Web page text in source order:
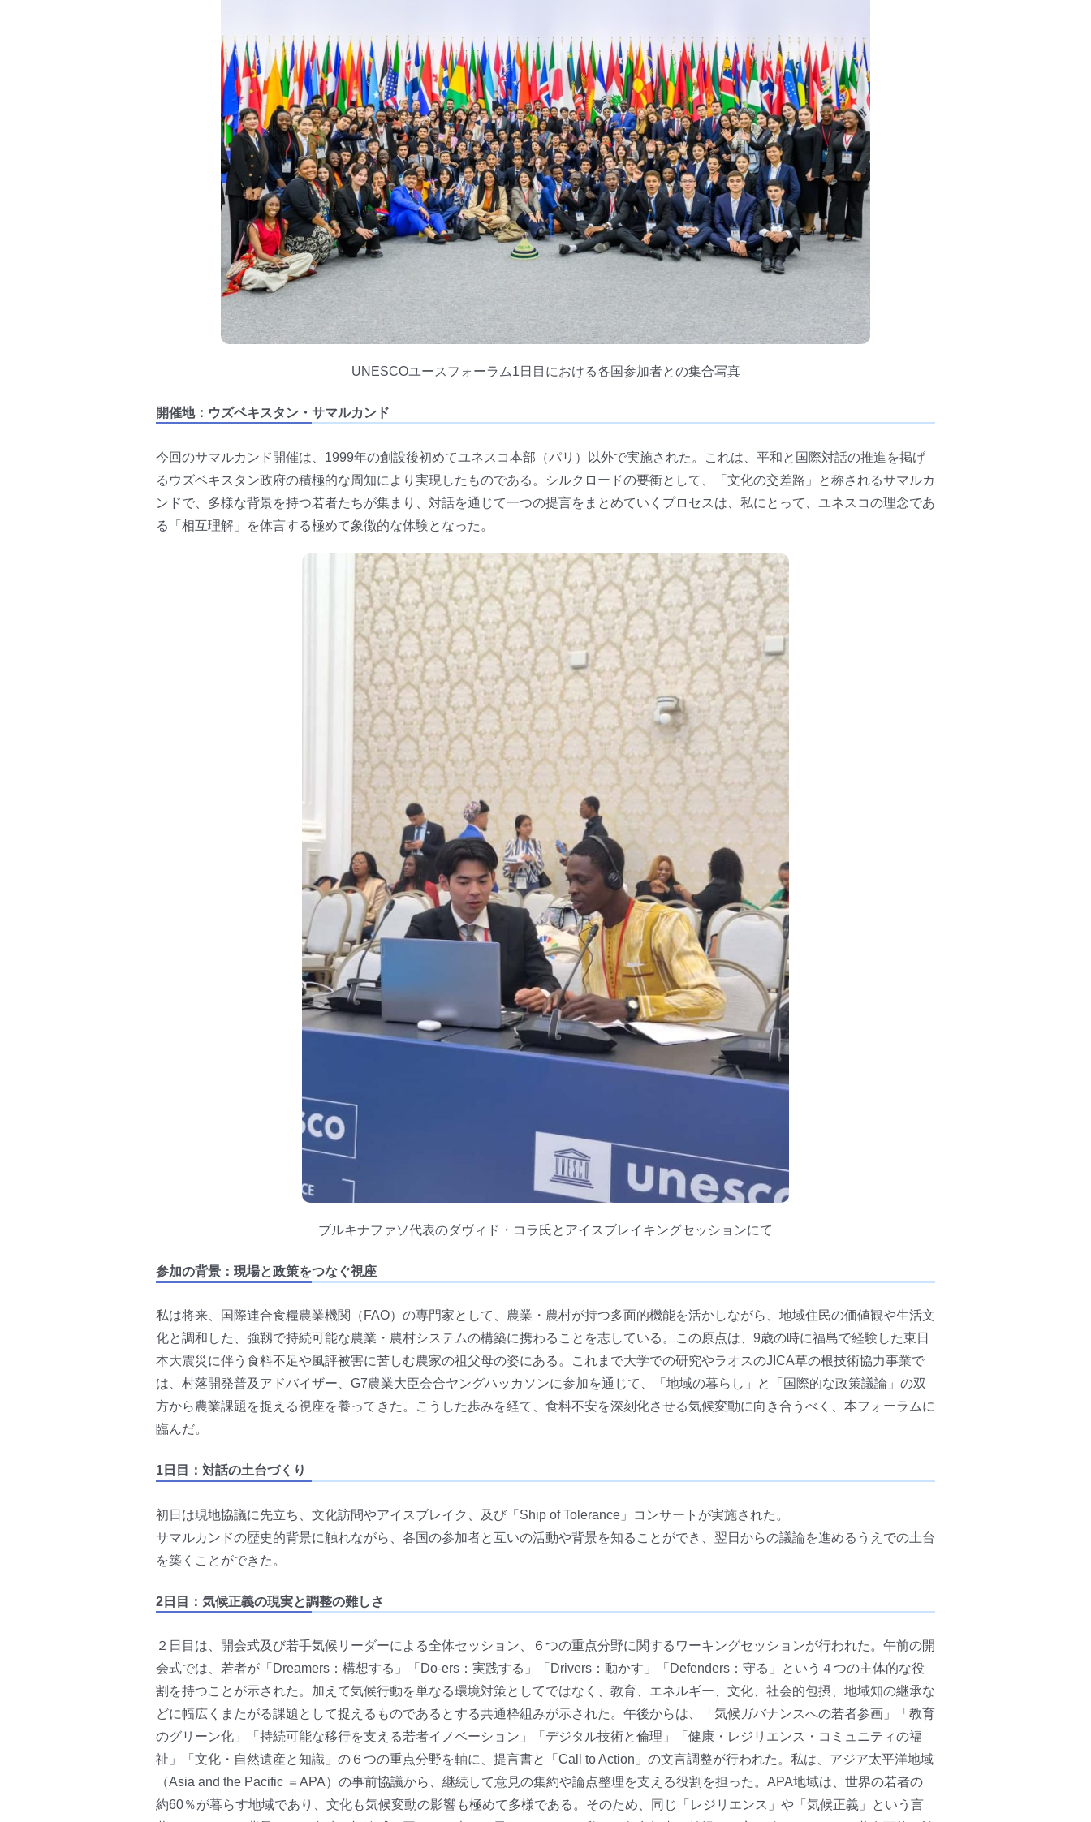
UNESCOユースフォーラム1日目における各国参加者との集合写真
開催地：ウズベキスタン・サマルカンド
今回のサマルカンド開催は、1999年の創設後初めてユネスコ本部（パリ）以外で実施された。これは、平和と国際対話の推進を掲げ
るウズベキスタン政府の積極的な周知により実現したものである。シルクロードの要衝として、「文化の交差路」と称されるサマルカ
ンドで、多様な背景を持つ若者たちが集まり、対話を通じて一つの提言をまとめていくプロセスは、私にとって、ユネスコの理念であ
る「相互理解」を体言する極めて象徴的な体験となった。
ブルキナファソ代表のダヴィド・コラ氏とアイスブレイキングセッションにて
参加の背景：現場と政策をつなぐ視座
私は将来、国際連合食糧農業機関（FAO）の専門家として、農業・農村が持つ多面的機能を活かしながら、地域住民の価値観や生活文
化と調和した、強靱で持続可能な農業・農村システムの構築に携わることを志している。この原点は、9歳の時に福島で経験した東日
本大震災に伴う食料不足や風評被害に苦しむ農家の祖父母の姿にある。これまで大学での研究やラオスのJICA草の根技術協力事業で
は、村落開発普及アドバイザー、G7農業大臣会合ヤングハッカソンに参加を通じて、「地域の暮らし」と「国際的な政策議論」の双
方から農業課題を捉える視座を養ってきた。こうした歩みを経て、食料不安を深刻化させる気候変動に向き合うべく、本フォーラムに
臨んだ。
1日目：対話の土台づくり
初日は現地協議に先立ち、文化訪問やアイスブレイク、及び「Ship of Tolerance」コンサートが実施された。
サマルカンドの歴史的背景に触れながら、各国の参加者と互いの活動や背景を知ることができ、翌日からの議論を進めるうえでの土台
を築くことができた。
2日目：気候正義の現実と調整の難しさ
２日目は、開会式及び若手気候リーダーによる全体セッション、６つの重点分野に関するワーキングセッションが行われた。午前の開
会式では、若者が「Dreamers：構想する」「Do-ers：実践する」「Drivers：動かす」「Defenders：守る」という４つの主体的な役
割を持つことが示された。加えて気候行動を単なる環境対策としてではなく、教育、エネルギー、文化、社会的包摂、地域知の継承な
どに幅広くまたがる課題として捉えるものであるとする共通枠組みが示された。午後からは、「気候ガバナンスへの若者参画」「教育
のグリーン化」「持続可能な移行を支える若者イノベーション」「デジタル技術と倫理」「健康・レジリエンス・コミュニティの福
祉」「文化・自然遺産と知識」の６つの重点分野を軸に、提言書と「Call to Action」の文言調整が行われた。私は、アジア太平洋地域
（Asia and the Pacific ＝APA）の事前協議から、継続して意見の集約や論点整理を支える役割を担った。APA地域は、世界の若者の
約60％が暮らす地域であり、文化も気候変動の影響も極めて多様である。そのため、同じ「レジリエンス」や「気候正義」という言